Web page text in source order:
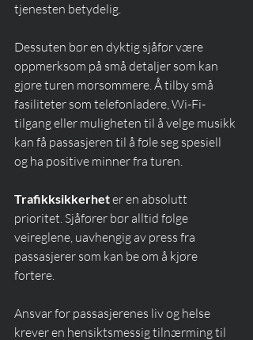
tjenesten betydelig.
Dessuten bør en dyktig sjåfør være
oppmerksom på små detaljer som kan
gjøre turen morsommere. Å tilby små
fasiliteter som telefonladere, Wi-Fi-
tilgang eller muligheten til å velge musikk
kan få passasjeren til å føle seg spesiell
og ha positive minner fra turen.
Trafikksikkerhet er en absolutt
prioritet. Sjåfører bør alltid følge
veireglene, uavhengig av press fra
passasjerer som kan be om å kjøre
fortere.
Ansvar for passasjerenes liv og helse
krever en hensiktsmessig tilnærming til